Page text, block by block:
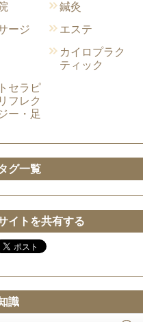
鍼灸
ージ
エステ
カイロプラク
ティック
セラピ
フレク
ー・足
グ一覧
イトを共有する
識